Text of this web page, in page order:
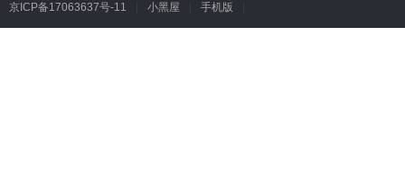
京ICP备17063637号-11 小黑屋 手机版